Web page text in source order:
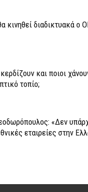
κινηθεί διαδικτυακά ο
και ποιοι
τοπίο;
«Δεν
εταιρείες στην